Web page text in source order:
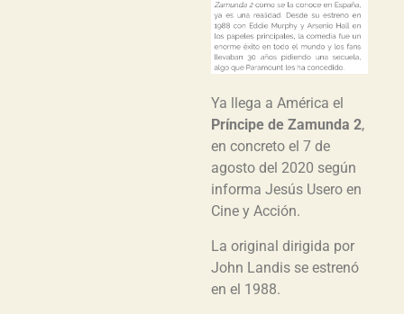
Ya llega a América el
Príncipe de Zamunda 2,
en concreto el 7 de
agosto del 2020 según
informa Jesús Usero en
Cine y Acción.
La original dirigida por
John Landis se estrenó
en el 1988.